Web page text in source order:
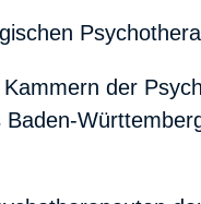
der